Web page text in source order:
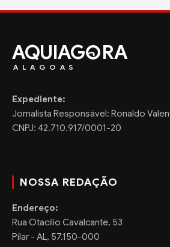
AQUIAG RA
ALAGOAS
Expediente:
Jornalista Responsável: Ronaldo
CNPJ: 42.710.917/0001-20
NOSSA REDAÇÃO
Endereço:
Rua Otacilio Cavalcante, 53
Pilar - AL, 57.150-000